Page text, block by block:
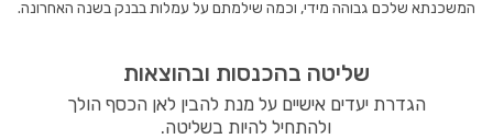
המשכנתא שלכם גבוהה מידי, וכמה שילמתם על עמלות בבנק בשנה האחרונה.
שליטה בהכנסות ובהוצאות
הגדרת יעדים אישיים על מנת להבין לאן הכסף הולך
ולהתחיל להיות בשליטה.